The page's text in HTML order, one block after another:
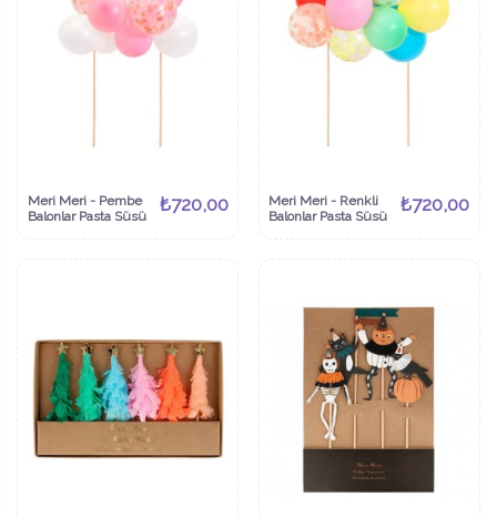
Meri Meri - Pembe
Balonlar Pasta Süsü
₺720,00
Meri Meri - Renkli
Balonlar Pasta Süsü
₺720,00